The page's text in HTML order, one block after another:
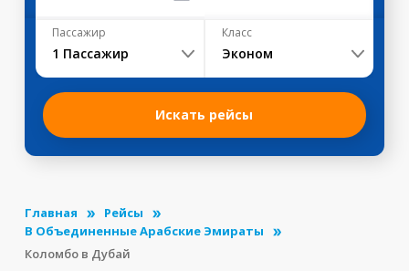
Пассажир
1 Пассажир
Класс
Эконом
Искать рейсы
Главная
Рейсы
В Объединенные Арабские Эмираты
Коломбо в Дубай